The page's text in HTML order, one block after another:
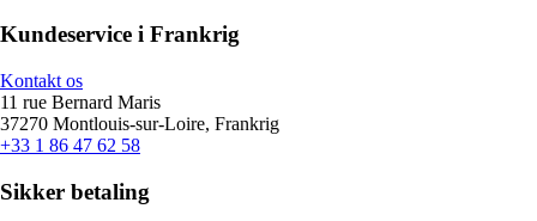
Kundeservice i Frankrig
Kontakt os
11 rue Bernard Maris
37270 Montlouis-sur-Loire, Frankrig
+33 1 86 47 62 58
Sikker betaling